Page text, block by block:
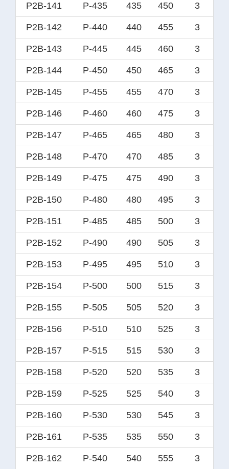
P2B-141 P-435 435 450 3
P2B-142 P-440 440 455 3
P2B-143 P-445 445 460 3
P2B-144 P-450 450 465 3
P2B-145 P-455 455 470 3
P2B-146 P-460 460 475 3
P2B-147 P-465 465 480 3
P2B-148 P-470 470 485 3
P2B-149 P-475 475 490 3
P2B-150 P-480 480 495 3
P2B-151 P-485 485 500 3
P2B-152 P-490 490 505 3
P2B-153 P-495 495 510 3
P2B-154 P-500 500 515 3
P2B-155 P-505 505 520 3
P2B-156 P-510 510 525 3
P2B-157 P-515 515 530 3
P2B-158 P-520 520 535 3
P2B-159 P-525 525 540 3
P2B-160 P-530 530 545 3
P2B-161 P-535 535 550 3
P2B-162 P-540 540 555 3